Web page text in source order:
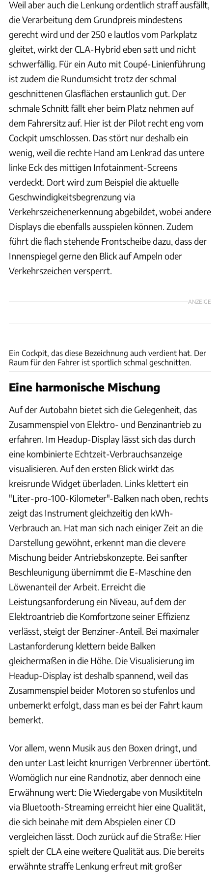
Weil aber auch die Lenkung ordentlich straff ausfällt,
die Verarbeitung dem Grundpreis mindestens
gerecht wird und der 250 e lautlos vom Parkplatz
gleitet, wirkt der CLA-Hybrid eben satt und nicht
schwerfällig. Für ein Auto mit Coupé-Linienführung
ist zudem die Rundumsicht trotz der schmal
geschnittenen Glasflächen erstaunlich gut. Der
schmale Schnitt fällt eher beim Platz nehmen auf
dem Fahrersitz auf. Hier ist der Pilot recht eng vom
Cockpit umschlossen. Das stört nur deshalb ein
wenig, weil die rechte Hand am Lenkrad das untere
linke Eck des mittigen Infotainment-Screens
verdeckt. Dort wird zum Beispiel die aktuelle
Geschwindigkeitsbegrenzung via
Verkehrszeichenerkennung abgebildet, wobei andere
Displays die ebenfalls ausspielen können. Zudem
führt die flach stehende Frontscheibe dazu, dass der
Innenspiegel gerne den Blick auf Ampeln oder
Verkehrszeichen versperrt.
ANZEIGE
Ein Cockpit, das diese Bezeichnung auch verdient hat. Der
Raum für den Fahrer ist sportlich schmal geschnitten.
Eine harmonische Mischung
Auf der Autobahn bietet sich die Gelegenheit, das
Zusammenspiel von Elektro- und Benzinantrieb zu
erfahren. Im Headup-Display lässt sich das durch
eine kombinierte Echtzeit-Verbrauchsanzeige
visualisieren. Auf den ersten Blick wirkt das
kreisrunde Widget überladen. Links klettert ein
"Liter-pro-100-Kilometer"-Balken nach oben, rechts
zeigt das Instrument gleichzeitig den kWh-
Verbrauch an. Hat man sich nach einiger Zeit an die
Darstellung gewöhnt, erkennt man die clevere
Mischung beider Antriebskonzepte. Bei sanfter
Beschleunigung übernimmt die E-Maschine den
Löwenanteil der Arbeit. Erreicht die
Leistungsanforderung ein Niveau, auf dem der
Elektroantrieb die Komfortzone seiner Effizienz
verlässt, steigt der Benziner-Anteil. Bei maximaler
Lastanforderung klettern beide Balken
gleichermaßen in die Höhe. Die Visualisierung im
Headup-Display ist deshalb spannend, weil das
Zusammenspiel beider Motoren so stufenlos und
unbemerkt erfolgt, dass man es bei der Fahrt kaum
bemerkt.
Vor allem, wenn Musik aus den Boxen dringt, und
den unter Last leicht knurrigen Verbrenner übertönt.
Womöglich nur eine Randnotiz, aber dennoch eine
Erwähnung wert: Die Wiedergabe von Musiktiteln
via Bluetooth-Streaming erreicht hier eine Qualität,
die sich beinahe mit dem Abspielen einer CD
vergleichen lässt. Doch zurück auf die Straße: Hier
spielt der CLA eine weitere Qualität aus. Die bereits
erwähnte straffe Lenkung erfreut mit großer